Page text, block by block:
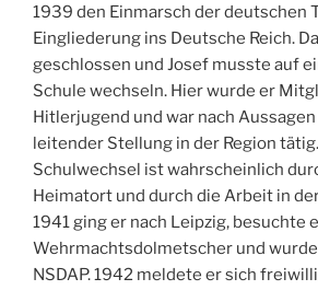
1939 den Einmarsch der deutschen
Eingliederung ins Deutsche Reich.
geschlossen und Josef musste auf
Schule wechseln. Hier wurde er
Hitlerjugend und war nach
leitender Stellung in der Region
Schulwechsel ist wahrscheinlich
Heimatort und durch die Arbeit in
1941 ging er nach Leipzig, besuchte
Wehrmachtsdolmetscher und
NSDAP. 1942 meldete er sich